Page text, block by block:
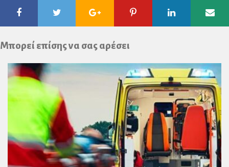
FacebookTwitter Google
Plus
Pinterest Linkedin
Μπορεί επίσης να σας αρέσει